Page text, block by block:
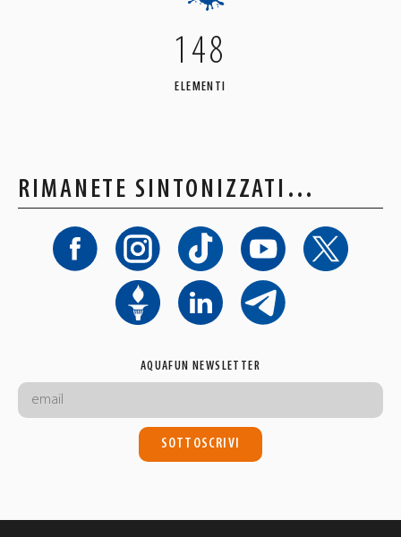
148
ELEMENTI
RIMANETE SINTONIZZATI…
AQUAFUN NEWSLETTER